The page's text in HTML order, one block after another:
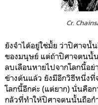
Cr.
ยังจำได้อยู่ใช่มั้ย ว่าปิศาจนั้
ของมนุษย์ แต่ถ้าปิศาจตนนั้
ลบเลือนหายไปจากโลกนี้อย่
ข้างต้นแล้ว ยังมีอีกวิธีหนึ่งที่
โลกนี้อีกค่ะ (แต่ยาก) นั่นคือ
กลัวที่ทำให้ปิศาจตนนั้นถือก